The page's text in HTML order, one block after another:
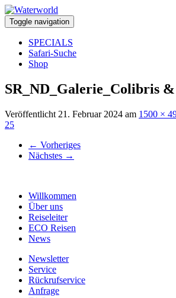
Toggle navigation
SPECIALS
Safari-Suche
Shop
SR_ND_Galerie_Colibris &
Veröffentlicht 21. Februar 2024 am 1500 ×
25
← Vorheriges
Nächstes →
Willkommen
Über uns
Reiseleiter
ECO Reisen
News
Newsletter
Service
Rückrufservice
Anfrage